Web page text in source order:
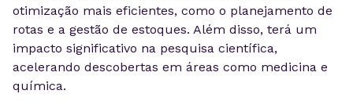
otimização mais eficientes, como o planejamento de
rotas e a gestão de estoques. Além disso, terá um
impacto significativo na pesquisa científica,
acelerando descobertas em áreas como medicina e
química.